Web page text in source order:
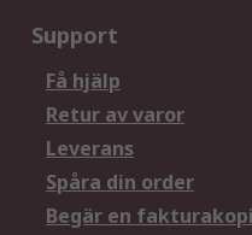
Support
Få hjälp
Retur av varor
Leverans
Spåra din order
Begär en fakturakopi